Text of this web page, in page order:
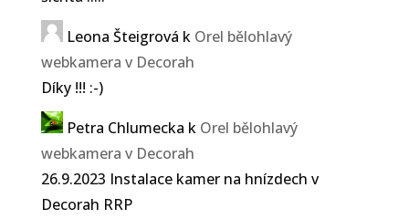
Leona Šteigrová k Orel bělohlavý
webkamera v Decorah
Díky !!! :-)
Petra Chlumecka k Orel bělohlavý
webkamera v Decorah
26.9.2023 Instalace kamer na hnízdech v
Decorah RRP